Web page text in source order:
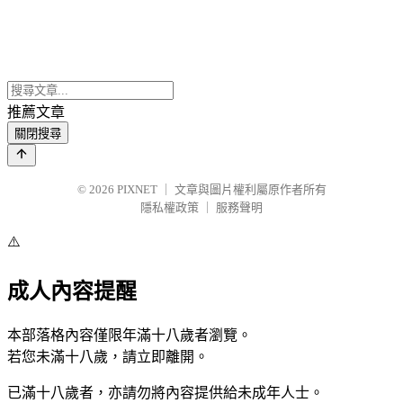
推薦文章
關閉搜尋
© 2026 PIXNET
文章與圖片權利屬原作者所有
隱私權政策
服務聲明
⚠️
成人內容提醒
本部落格內容僅限年滿十八歲者瀏覽。
若您未滿十八歲，請立即離開。
已滿十八歲者，亦請勿將內容提供給未成年人士。